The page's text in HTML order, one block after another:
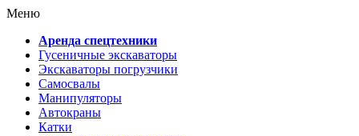
Меню
Аренда спецтехники
Гусеничные экскаваторы
Экскаваторы погрузчики
Самосвалы
Манипуляторы
Автокраны
Катки